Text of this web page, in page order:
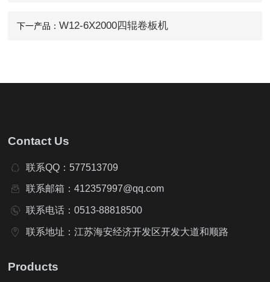
下一产品： W12-6X2000四辊卷板机
Contact Us
联系QQ：577513709
联系邮箱：412357997@qq.com
联系电话：0513-88818500
联系地址：江苏海安经济开发区开发大道和顺路
Products